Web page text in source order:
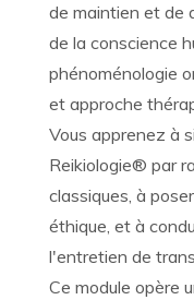
de maintien et de
de la conscience
phénoménologie
et approche
Vous apprenez à
Reikiologie® par
classiques, à
éthique, et à
l'entretien de
Ce module opère